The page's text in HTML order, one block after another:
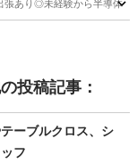
張あり◎未経験から半導体
投稿記事：
ーブルクロス、シ
フ